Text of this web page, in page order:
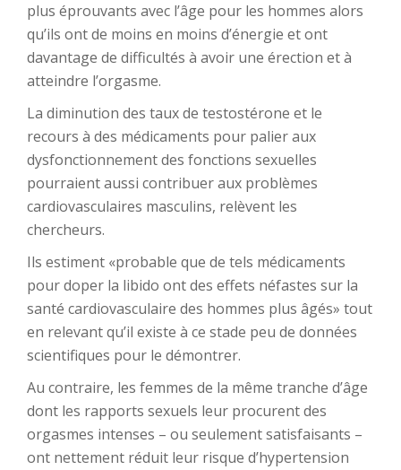
plus éprouvants avec l’âge pour les hommes alors
qu’ils ont de moins en moins d’énergie et ont
davantage de difficultés à avoir une érection et à
atteindre l’orgasme.
La diminution des taux de testostérone et le
recours à des médicaments pour palier aux
dysfonctionnement des fonctions sexuelles
pourraient aussi contribuer aux problèmes
cardiovasculaires masculins, relèvent les
chercheurs.
Ils estiment «probable que de tels médicaments
pour doper la libido ont des effets néfastes sur la
santé cardiovasculaire des hommes plus âgés» tout
en relevant qu’il existe à ce stade peu de données
scientifiques pour le démontrer.
Au contraire, les femmes de la même tranche d’âge
dont les rapports sexuels leur procurent des
orgasmes intenses – ou seulement satisfaisants –
ont nettement réduit leur risque d’hypertension